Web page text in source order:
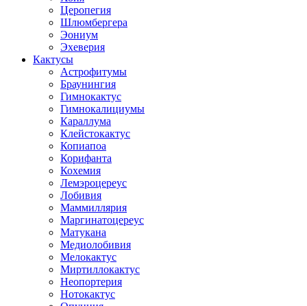
Церопегия
Шлюмбергера
Эониум
Эхеверия
Кактусы
Астрофитумы
Браунингия
Гимнокактус
Гимнокалициумы
Караллума
Клейстокактус
Копиапоа
Корифанта
Кохемия
Лемэроцереус
Лобивия
Маммиллярия
Маргинатоцереус
Матукана
Медиолобивия
Мелокактус
Миртиллокактус
Неопортерия
Нотокактус